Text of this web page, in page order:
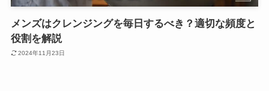
メンズはクレンジングを毎日するべき？適切な頻度と
役割を解説
2024年11月23日